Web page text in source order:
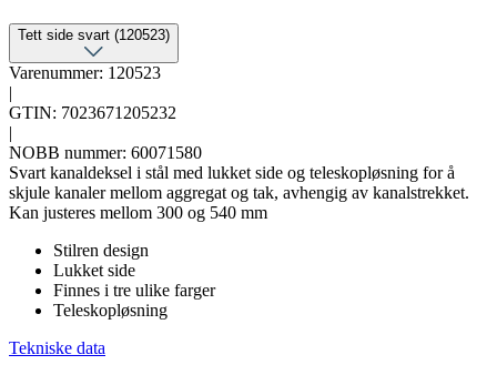
Tett side svart (120523)
Varenummer: 120523
|
GTIN: 7023671205232
|
NOBB nummer: 60071580
Svart kanaldeksel i stål med lukket side og teleskopløsning for å
skjule kanaler mellom aggregat og tak, avhengig av kanalstrekket.
Kan justeres mellom 300 og 540 mm
Stilren design
Lukket side
Finnes i tre ulike farger
Teleskopløsning
Tekniske data